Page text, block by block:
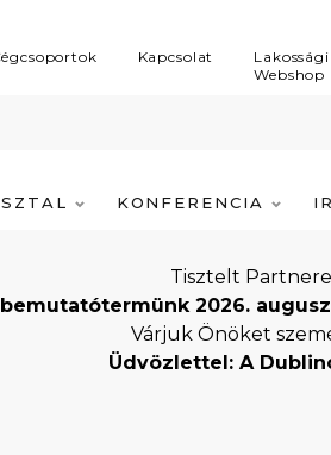
Kapcsolat
Lakossági
Webshop
KONFERENCIA
Tisztelt
bemutatótermünk 2026.
Várjuk Önöket
Üdvözlettel: A